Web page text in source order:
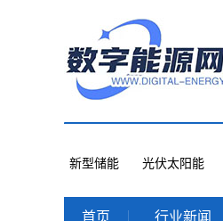
新型储能 光伏太阳能
首页 行业新闻